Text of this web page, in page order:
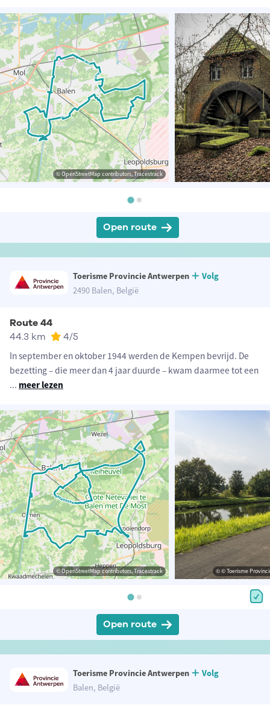
© OpenStreetMap contributors, Tracestrack
Open route
Toerisme Provincie Antwerpen
Volg
2490 Balen, België
Route 44
44.3 km 4/5
In september en oktober 1944 werden de Kempen bevrijd. De
bezetting – die meer dan 4 jaar duurde – kwam daarmee tot een
... meer lezen
© OpenStreetMap contributors, Tracestrack © © Toerisme
Open route
Toerisme Provincie Antwerpen
Volg
Balen, België